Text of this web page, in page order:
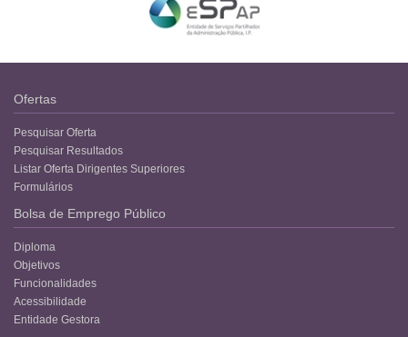
Ofertas
Pesquisar Oferta
Pesquisar Resultados
Listar Oferta Dirigentes Superiores
Formulários
Bolsa de Emprego Público
Diploma
Objetivos
Funcionalidades
Acessibilidade
Entidade Gestora